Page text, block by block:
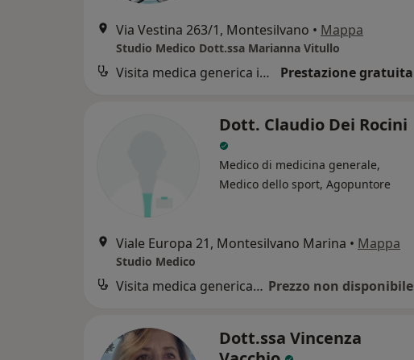
Via Vestina 263/1, Montesilvano • Mappa
Studio Medico Dott.ssa Marianna Vitullo
Visita medica generica in CONVENZIONE Prestazione gratuita
Dott. Claudio Dei Rocini
Medico di medicina generale,
Medico dello sport, Agopuntore
Viale Europa 21, Montesilvano Marina • Mappa
Studio Medico
Visita medica generica in CONVENZIONE Prezzo non disponibile
Dott.ssa Vincenza